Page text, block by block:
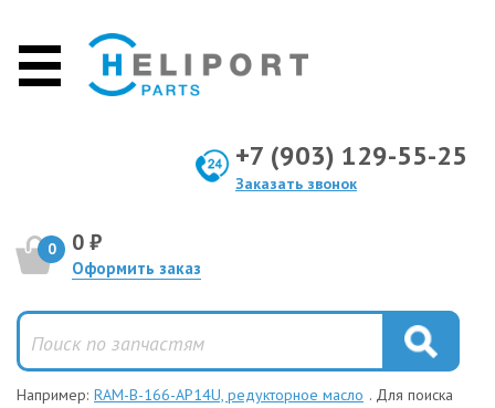
+7 (903) 129-55-25
Заказать звонок
0 0 ₽
Оформить заказ
Например: RAM-B-166-AP14U, редукторное масло . Для поиска